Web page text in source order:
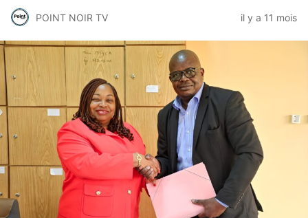
POINT NOIR TV il y a 11 mois